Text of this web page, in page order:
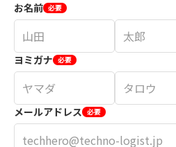
お名前 必要
ヨミガナ 必要
メールアドレス 必要